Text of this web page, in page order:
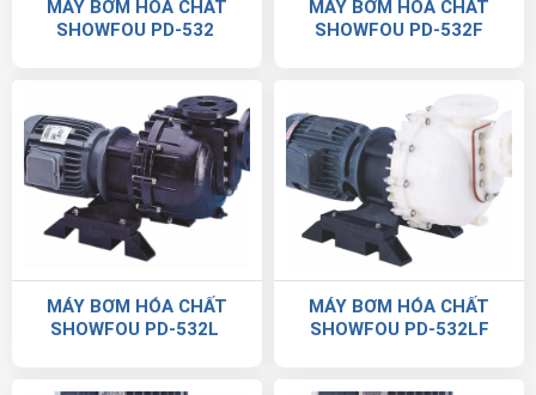
MÁY BƠM HÓA CHẤT
SHOWFOU PD-532
MÁY BƠM HÓA CHẤT
SHOWFOU PD-532F
MÁY BƠM HÓA CHẤT
SHOWFOU PD-532L
MÁY BƠM HÓA CHẤT
SHOWFOU PD-532LF